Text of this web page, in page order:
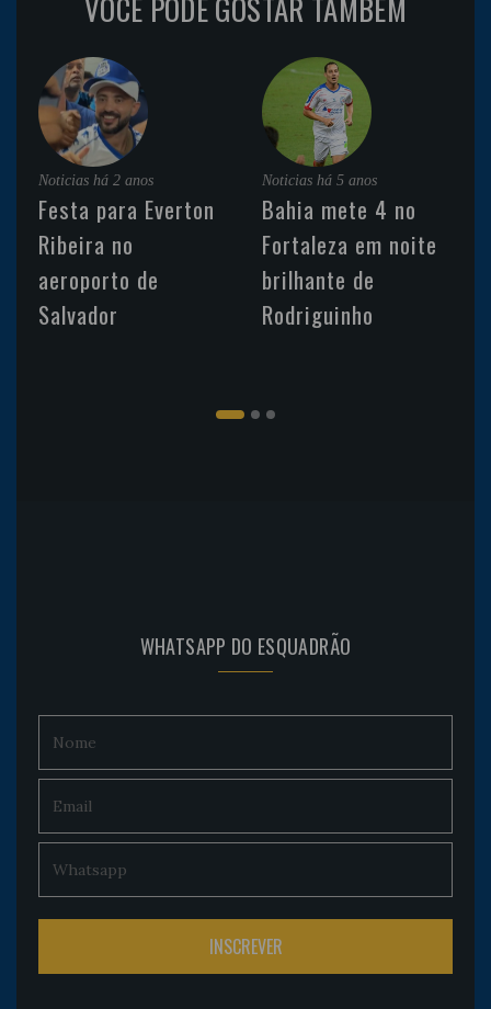
VOCÊ PODE GOSTAR TAMBÉM
Noticias há 2 anos
Festa para Everton
Ribeira no
aeroporto de
Salvador
Noticias há 5 anos
Bahia mete 4 no
Fortaleza em noite
brilhante de
Rodriguinho
WHATSAPP DO ESQUADRÃO